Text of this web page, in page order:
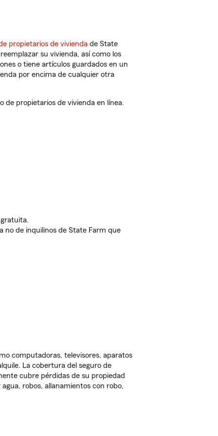
propietarios de vivienda de State
su vivienda, así como los
o tiene artículos guardados en un
por encima de cualquier otra
de propietarios de vivienda en línea.
no de inquilinos de State Farm que
computadoras, televisores, aparatos
La cobertura del seguro de
cubre pérdidas de su propiedad
robos, allanamientos con robo,